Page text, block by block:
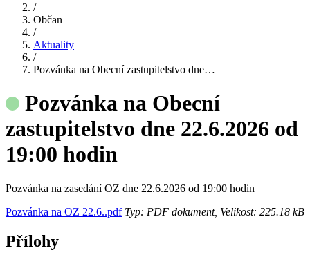
/
Občan
/
Aktuality
/
Pozvánka na Obecní zastupitelstvo dne…
Pozvánka na Obecní
zastupitelstvo dne 22.6.2026 od
19:00 hodin
Pozvánka na zasedání OZ dne 22.6.2026 od 19:00 hodin
Pozvánka na OZ 22.6..pdfTyp: PDF dokument, Velikost: 225.18 kB
Přílohy